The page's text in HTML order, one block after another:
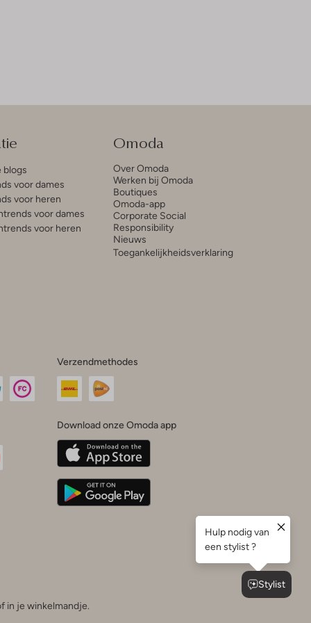
blogs
voor dames
voor heren
voor dames
voor heren
Omoda
Over Omoda
Werken bij Omoda
Boutiques
Omoda-app
Corporate Social
Responsibility
Nieuws
Toegankelijkheidsverklaring
Verzendmethodes
Download onze Omoda app
in je winkelmandje.